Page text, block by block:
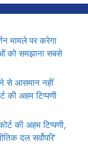
मामले पर करेगा
को समझाना सबसे
से आसमान नहीं
की अहम टिप्पणी
की अहम टिप्पणी,
दल सर्वोपरि’